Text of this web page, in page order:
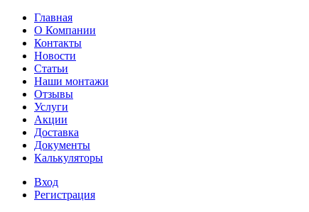
Главная
О Компании
Контакты
Новости
Статьи
Наши монтажи
Отзывы
Услуги
Акции
Доставка
Документы
Калькуляторы
Вход
Регистрация